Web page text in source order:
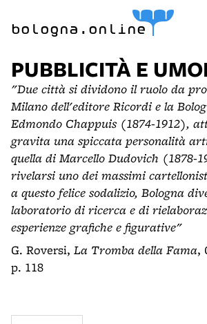
bologna.online
PUBBLICITÀ E
"Due città si dividono il ruolo da
Milano dell'editore Ricordi e la
Edmondo Chappuis (1874-1912),
gravita una spiccata personalità
quella di Marcello Dudovich (1878-
rivelarsi uno dei massimi
a questo felice sodalizio, Bologna
laboratorio di ricerca e di
esperienze grafiche e figurative"
G. Roversi, La Tromba della Fama,
p. 118